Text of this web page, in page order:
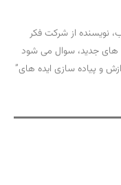
نویسنده از شرکت فکر
های جدید، سوال می شود
و پیاده سازی ایده های”